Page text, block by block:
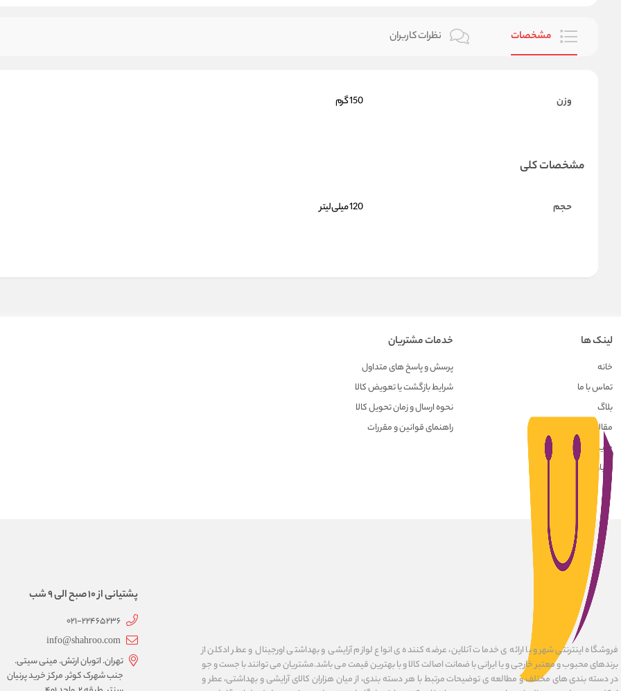
مشخصات نظرات کاربران
وزن 150 گرم
مشخصات کلی
حجم 120 میلی‌لیتر
لینک ها
خانه
تماس با ما
بلاگ
مقالات
حریم خصوصی کاربران
درباره ما
خدمات مشتریان
پرسش و پاسخ های متداول
شرایط بازگشت یا تعویض کالا
نحوه ارسال و زمان تحویل کالا
راهنمای قوانین و مقررات
فروشگاه اینترنتی شهرو با ارائه ی خدمات آنلاین، عرضه کننده ی انواع لوازم آرایشی و بهداشتی اورجینال و عطر ادکلن از
برندهای محبوب و معتبر خارجی و یا ایرانی با ضمانت اصالت کالا و با بهترین قیمت می باشد.مشتریان می توانند با جست و جو
در دسته بندی های مختلف و مطالعه ی توضیحات مرتبط با هر دسته بندی، از میان هزاران کالای آرایشی و بهداشتی، عطر و
پشتیانی از 10 صبح الی 9 شب
021-22465236
info@shahroo.com
تهران. اتوبان ارتش. مینی سیتی.
جنب شهرک کوثر. مرکز خرید پرنیان